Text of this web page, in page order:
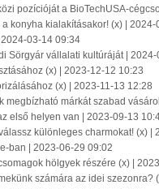
pozícióját a BioTechUSA-
konyha kialakításakor! (x) | 2024-
03-14 09:34
Sörgyár vállalati kultúráját |
(x) | 2023-12-12 10:23
(x) | 2023-11-13 12:28
megbízható márkát szabad
első helyen van | 2023-09-13
különleges charmokat! (x) |
ban | 2023-06-29 09:02
hölgyek részére (x) |
számára az idei szezonra?